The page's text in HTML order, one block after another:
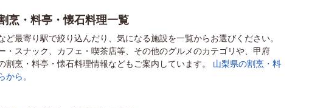
烹・料亭・懐石料理一覧
ど最寄り駅で絞り込んだり、気になる施設を一覧からお選びください。
・スナック、カフェ・喫茶店等、その他のグルメのカテゴリや、甲府
割烹・料亭・懐石料理情報などもご案内しています。 山梨県の割烹・料
から。